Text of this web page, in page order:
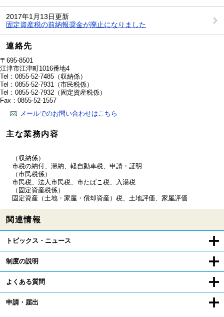
2017年1月13日更新
固定資産税の前納報奨金が廃止になりました
連絡先
〒695-8501
江津市江津町1016番地4
Tel：0855-52-7485 （収納係）
Tel：0855-52-7931
（市民税係）
Tel：0855-52-7932 （固定資産税係）
Fax：0855-52-1557
メールでのお問い合わせはこちら
主な業務内容
（収納係）
市税の納付、滞納、軽自動車税、申請・証明
（市民税係）
市民税、法人市民税、市たばこ税、入湯税
（固定資産税係）
固定資産（土地・家屋・償却資産）税、土地評価、家屋評価
関連情報
トピックス・ニュース
制度の説明
よくある質問
申請・届出